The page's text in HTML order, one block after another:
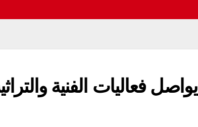
فعاليات الفنية